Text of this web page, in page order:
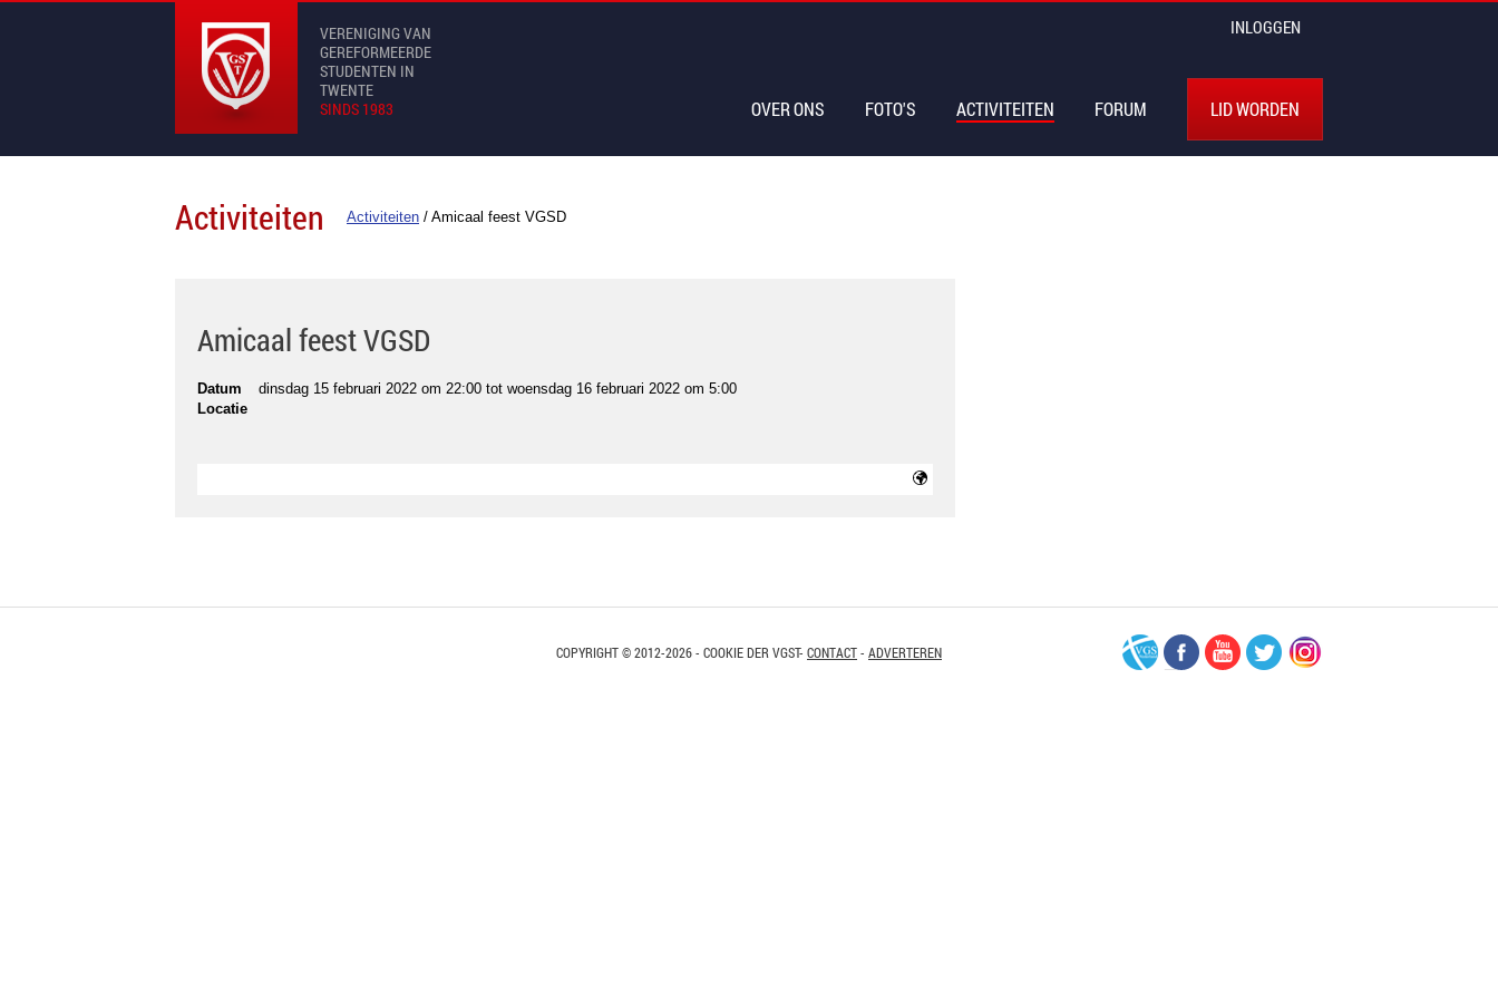
VERENIGING VAN
GEREFORMEERDE
STUDENTEN IN
TWENTE
SINDS 1983
INLOGGEN
OVER ONS FOTO'S ACTIVITEITEN FORUM LID WORDEN
Activiteiten Activiteiten / Amicaal feest VGSD
Amicaal feest VGSD
Datum dinsdag 15 februari 2022 om 22:00 tot woensdag 16 februari 2022 om 5:00
Locatie
COPYRIGHT © 2012-2026 - COOKIE DER VGST- CONTACT- ADVERTEREN